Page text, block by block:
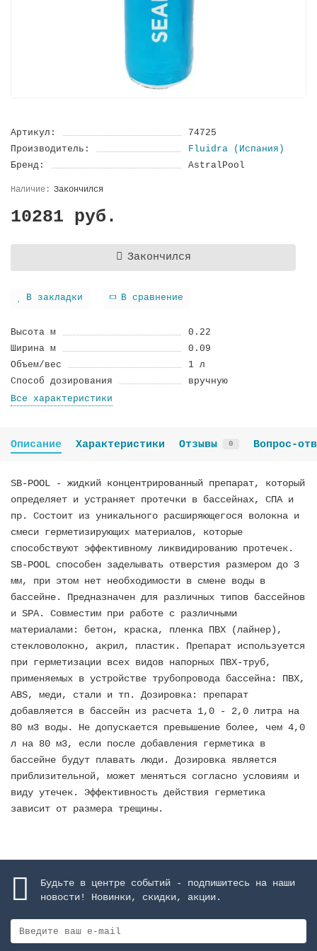
Артикул:
74725
Производитель:
Fluidra (Испания)
Бренд:
AstralPool
Закончился
10281 руб.
Закончился
В закладки В сравнение
Высота м
0.22
Ширина м
0.09
Объем/вес
1 л
Способ дозирования
вручную
Все характеристики
Описание Характеристики Отзывы 0 Вопрос-
SB-POOL - жидкий концентрированный препарат, который
определяет и устраняет протечки в бассейнах, СПА и
пр. Cостоит из уникального расширяющегося волокна и
смеси герметизирующих материалов, которые
способствуют эффективному ликвидированию протечек.
SB-POOL способен заделывать отверстия размером до 3
мм, при этом нет необходимости в смене воды в
бассейне. Предназначен для различных типов бассейнов
и SPA. Совместим при работе с различными
материалами: бетон, краска, пленка ПВХ (лайнер),
стекловолокно, акрил, пластик. Препарат используется
при герметизации всех видов напорных ПВХ-труб,
применяемых в устройстве трубопровода бассейна: ПВХ,
ABS, меди, стали и тп. Дозировка: препарат
добавляется в бассейн из расчета 1,0 - 2,0 литра на
80 м3 воды. Не допускается превышение более, чем 4,0
л на 80 м3, если после добавления герметика в
бассейне будут плавать люди. Дозировка является
приблизительной, может меняться согласно условиям и
виду утечек. Эффективность действия герметика
зависит от размера трещины.
Будьте в центре событий - подпишитесь на наши
новости! Новинки, скидки, акции.